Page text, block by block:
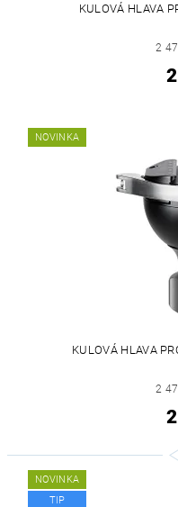
KULOVÁ HLAVA
2
NOVINKA
KULOVÁ HLAVA
2
NOVINKA
TIP